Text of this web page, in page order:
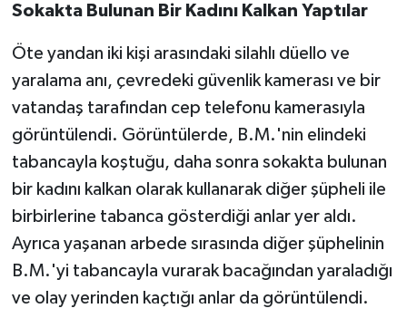
Sokakta Bulunan Bir Kadını Kalkan Yaptılar
Öte yandan iki kişi arasındaki silahlı düello ve
yaralama anı, çevredeki güvenlik kamerası ve bir
vatandaş tarafından cep telefonu kamerasıyla
görüntülendi. Görüntülerde, B.M.'nin elindeki
tabancayla koştuğu, daha sonra sokakta bulunan
bir kadını kalkan olarak kullanarak diğer şüpheli ile
birbirlerine tabanca gösterdiği anlar yer aldı.
Ayrıca yaşanan arbede sırasında diğer şüphelinin
B.M.'yi tabancayla vurarak bacağından yaraladığı
ve olay yerinden kaçtığı anlar da görüntülendi.